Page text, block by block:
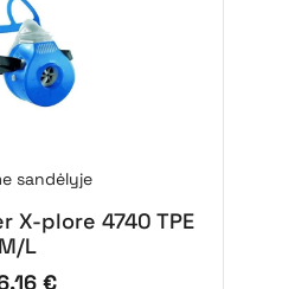
sandėlyje
X-plore 4740 TPE
M/L
€